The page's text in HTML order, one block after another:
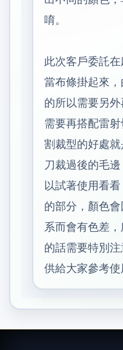
唷。
此次客戶委託
當布條掛起來
的所以需要另
需要再搭配雷
割裁型的好處
刀裁過後的毛
以試著使用看
的部分，顏色
系而會有色差
的話需要特別
供給大家參考使